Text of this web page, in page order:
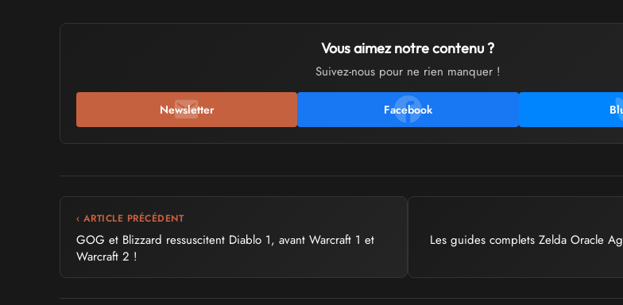
Vous aimez notre contenu ?
Suivez-nous pour ne rien manquer !
Newsletter Facebook
‹ ARTICLE PRÉCÉDENT
GOG et Blizzard ressuscitent Diablo 1, avant Warcraft 1 et
Warcraft 2 !
Les guides complets Zelda Oracle